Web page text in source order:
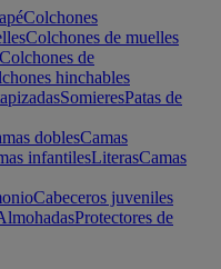
Colchones
Colchones de muelles
Colchones de
hinchables
SomieresPatas de
doblesCamas
infantilesLiterasCamas
Cabeceros juveniles
Protectores de